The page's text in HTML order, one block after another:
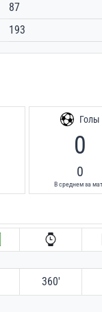
87
193
Голы
0
0
В среднем за
360′